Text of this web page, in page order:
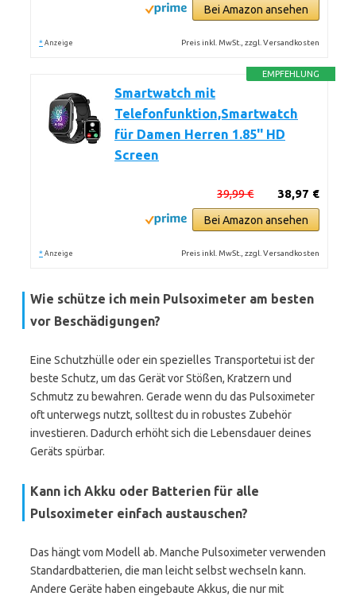
Bei Amazon ansehen
* Anzeige Preis inkl. MwSt., zzgl. Versandkosten
EMPFEHLUNG
Smartwatch mit
Telefonfunktion,Smartwatch
für Damen Herren 1.85'' HD
Screen
38,97 €
39,99 €
Bei Amazon ansehen
* Anzeige Preis inkl. MwSt., zzgl. Versandkosten
Wie schütze ich mein Pulsoximeter am besten
vor Beschädigungen?
Eine Schutzhülle oder ein spezielles Transportetui ist der
beste Schutz, um das Gerät vor Stößen, Kratzern und
Schmutz zu bewahren. Gerade wenn du das Pulsoximeter
oft unterwegs nutzt, solltest du in robustes Zubehör
investieren. Dadurch erhöht sich die Lebensdauer deines
Geräts spürbar.
Kann ich Akku oder Batterien für alle
Pulsoximeter einfach austauschen?
Das hängt vom Modell ab. Manche Pulsoximeter verwenden
Standardbatterien, die man leicht selbst wechseln kann.
Andere Geräte haben eingebaute Akkus, die nur mit